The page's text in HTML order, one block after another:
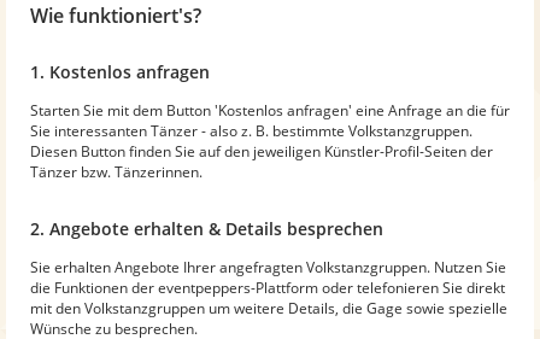
Wie funktioniert's?
1. Kostenlos anfragen
Starten Sie mit dem Button 'Kostenlos anfragen' eine Anfrage an die für
Sie interessanten Tänzer - also z. B. bestimmte Volkstanzgruppen.
Diesen Button finden Sie auf den jeweiligen Künstler-Profil-Seiten der
Tänzer bzw. Tänzerinnen.
2. Angebote erhalten & Details besprechen
Sie erhalten Angebote Ihrer angefragten Volkstanzgruppen. Nutzen Sie
die Funktionen der eventpeppers-Plattform oder telefonieren Sie direkt
mit den Volkstanzgruppen um weitere Details, die Gage sowie spezielle
Wünsche zu besprechen.